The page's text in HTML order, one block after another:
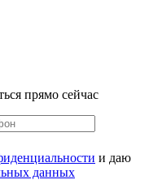
прямо сейчас
и даю
данных